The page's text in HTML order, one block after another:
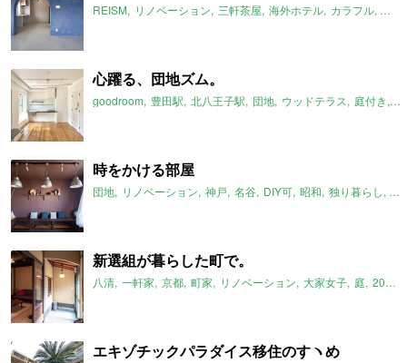
REISM リノベーション 三軒茶屋 海外ホテル カラフル キッ
心躍る、団地ズム。
goodroom 豊田駅 北八王子駅 団地 ウッドテラス 庭付き
時をかける部屋
団地 リノベーション 神戸 名谷 DIY可 昭和 独り暮らし フ
新選組が暮らした町で。
八清 一軒家 京都 町家 リノベーション 大家女子 庭 2020年4月のおすすめ
エキゾチックパラダイス移住のすヽめ